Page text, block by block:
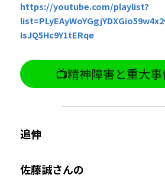
https://youtube.com/playlist?
IsJQ5Hc9Y1tERqe
📺精神障害と重大事
追伸
佐藤誠さんの